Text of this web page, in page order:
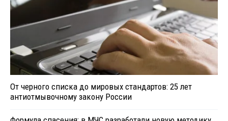
От черного списка до мировых стандартов: 25 лет
антиотмывочному закону России